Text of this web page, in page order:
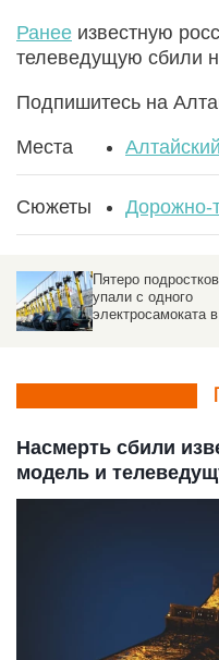
Ранее известную
телеведущую сбили
Подпишитесь на
Места
Сюжеты Дорожно-
Пятеро подростков
упали с одного
электросамоката в
Насмерть сбили
модель и